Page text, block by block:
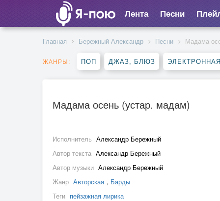
Лента Песни
Главная Бережный Александр Песни Мадама
ЖАНРЫ: ПОП ДЖАЗ, БЛЮЗ ЭЛЕКТРОННАЯ
Мадама осень (устар. мадам)
Исполнитель Александр Бережный
Автор текста Александр Бережный
Автор музыки Александр Бережный
Жанр Авторская , Барды
Теги пейзажная лирика